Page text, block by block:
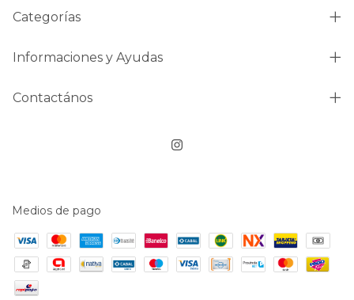
Categorías
Informaciones y Ayudas
Contactános
Medios de pago